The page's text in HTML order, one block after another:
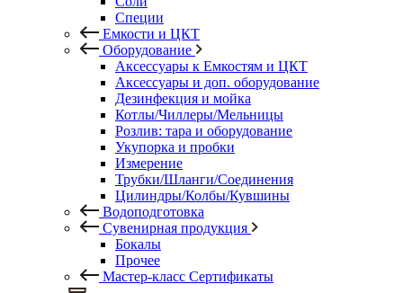
Специи
Емкости и ЦКТ
Оборудование
Аксессуары к Емкостям и ЦКТ
Аксессуары и доп. оборудование
Дезинфекция и мойка
Котлы/Чиллеры/Мельницы
Розлив: тара и оборудование
Укупорка и пробки
Измерение
Трубки/Шланги/Соединения
Цилиндры/Колбы/Кувшины
Водоподготовка
Сувенирная продукция
Бокалы
Прочее
Мастер-класс Сертификаты